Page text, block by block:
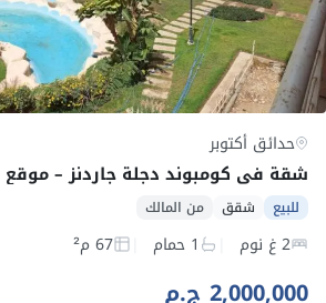
حدائق أكتوبر
للبيع شقق من المالك
2 غ نوم 1 حمام 67 م²
2,000,000 ج.م